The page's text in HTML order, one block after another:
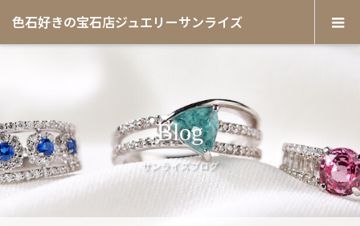
色石好きの宝石店ジュエリーサンライズ
Blog
サンライズブログ